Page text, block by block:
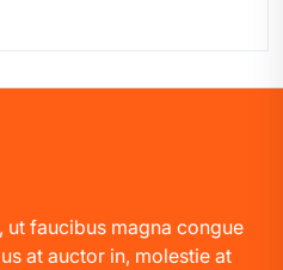
ut faucibus magna congue
at auctor in, molestie at